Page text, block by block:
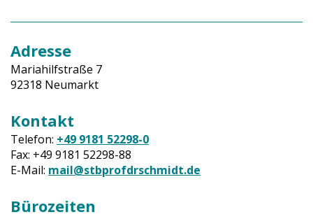
Adresse
Mariahilfstraße 7
92318 Neumarkt
Kontakt
Telefon: +49 9181 52298-0
Fax: +49 9181 52298-88
E-Mail: mail@stbprofdrschmidt.de
Bürozeiten